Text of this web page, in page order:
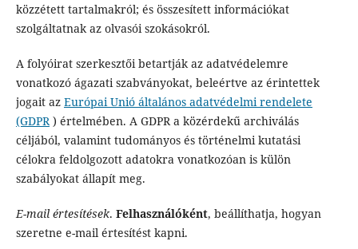
közzétett tartalmakról; és összesített információkat
szolgáltatnak az olvasói szokásokról.
A folyóirat szerkesztői betartják az adatvédelemre
vonatkozó ágazati szabványokat, beleértve az érintettek
jogait az Európai Unió általános adatvédelmi rendelete
(GDPR) értelmében. A GDPR a közérdekű archiválás
céljából, valamint tudományos és történelmi kutatási
célokra feldolgozott adatokra vonatkozóan is külön
szabályokat állapít meg.
E-mail értesítések. Felhasználóként, beállíthatja, hogyan
szeretne e-mail értesítést kapni.